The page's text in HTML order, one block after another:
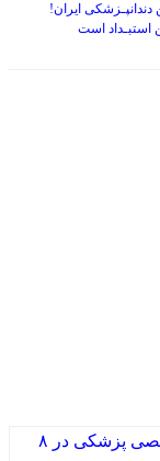
دندانپـزشکی ایران!
استبـداد است